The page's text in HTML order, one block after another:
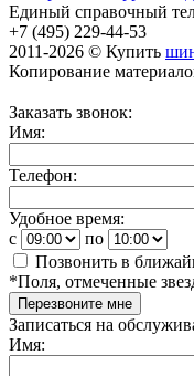
Единый справочный
+7 (495) 229-44-53
2011-2026 © Купить
Копирование
Заказать звонок:
Имя:
Телефон:
Удобное время:
c
по
Позвонить в
*Поля, отмеченные
Перезвоните мне
Записаться на
Имя: